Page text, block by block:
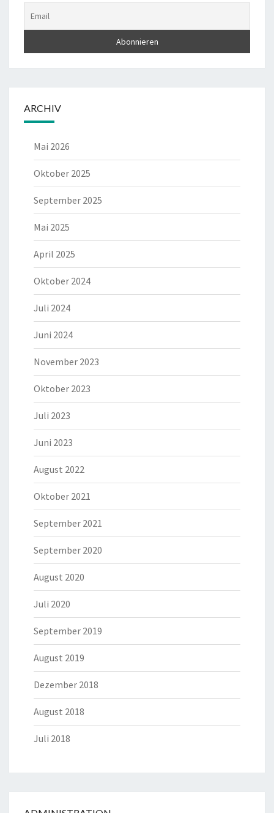
ARCHIV
Mai 2026
Oktober 2025
September 2025
Mai 2025
April 2025
Oktober 2024
Juli 2024
Juni 2024
November 2023
Oktober 2023
Juli 2023
Juni 2023
August 2022
Oktober 2021
September 2021
September 2020
August 2020
Juli 2020
September 2019
August 2019
Dezember 2018
August 2018
Juli 2018